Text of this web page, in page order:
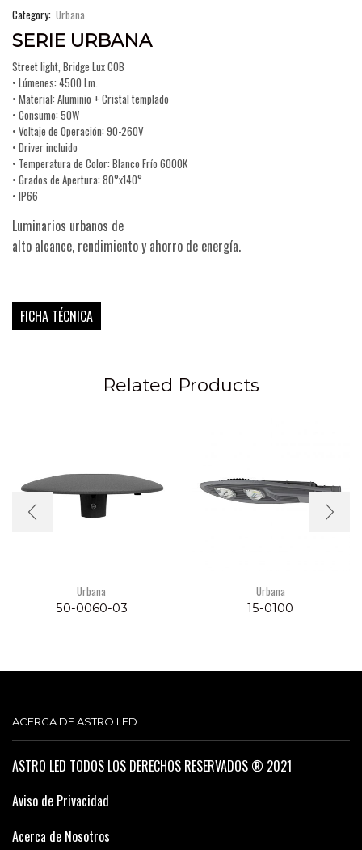
Category: Urbana
SERIE URBANA
Street light, Bridge Lux COB
• Lúmenes: 4500 Lm.
• Material: Aluminio + Cristal templado
• Consumo: 50W
• Voltaje de Operación: 90-260V
• Driver incluido
• Temperatura de Color: Blanco Frío 6000K
• Grados de Apertura: 80°x140°
• IP66
Luminarios urbanos de
alto alcance, rendimiento y ahorro de energía.
FICHA TÉCNICA
Related Products
Urbana
50-0060-03
Urbana
15-0100
ACERCA DE ASTRO LED
ASTRO LED TODOS LOS DERECHOS RESERVADOS ® 2021
Aviso de Privacidad
Acerca de Nosotros